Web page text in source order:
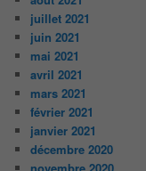
juillet 2021
juin 2021
mai 2021
avril 2021
mars 2021
février 2021
janvier 2021
décembre 2020